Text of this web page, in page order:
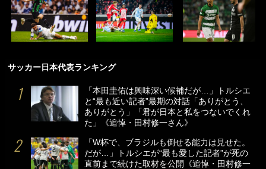
サッカー日本代表ランキング
「本田圭佑は興味深い候補だが…」トルシエ
と“最も近い記者”最期の対話「ありがとう、
ありがとう」「君が日本と私をつないでくれ
た」《追悼・田村修一さん》
「W杯で、ブラジルも倒せる能力は見せた。
だが…」トルシエが“最も愛した記者”が死の
直前まで続けた取材を公開《追悼・田村修一